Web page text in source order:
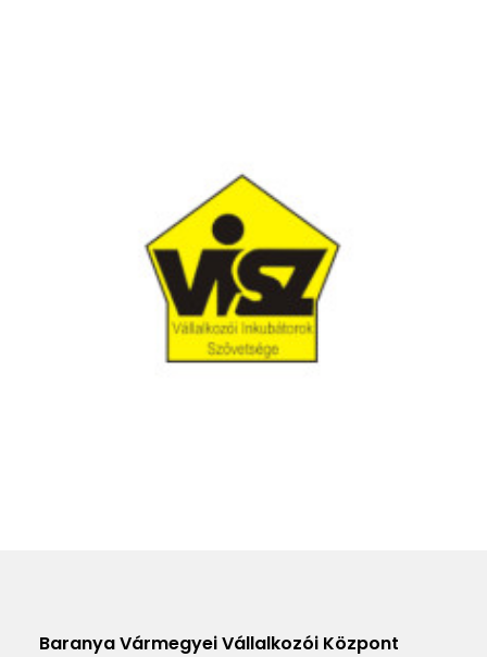
Baranya Vármegyei Vállalkozói Központ